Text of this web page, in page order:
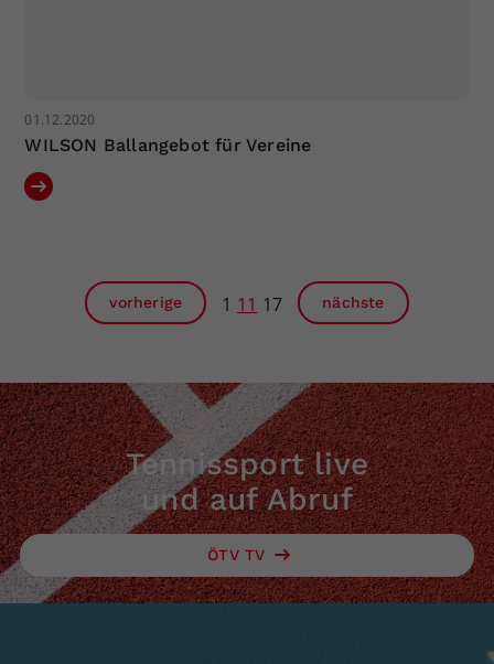
01.12.2020
WILSON Ballangebot für Vereine
vorherige 1 11 17 nächste
Tennissport live
und auf Abruf
ÖTV TV